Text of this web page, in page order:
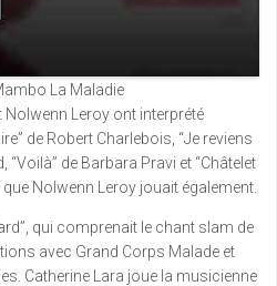
La Maladie
Nolwenn Leroy ont interprété
de Robert Charlebois, “Je reviens
“Voilà” de Barbara Pravi et “Châtelet
que Nolwenn Leroy jouait également.
qui comprenait le chant slam de
avec Grand Corps Malade et
Catherine Lara joue la musicienne